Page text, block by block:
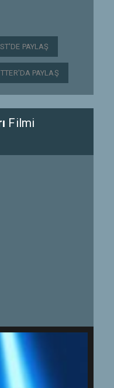
PAYLAŞ
PAYLAŞ
Filmi